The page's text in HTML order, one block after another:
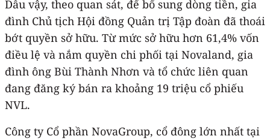
Dẫu vậy, theo quan sát, để bổ sung dòng tiền, gia
đình Chủ tịch Hội đồng Quản trị Tập đoàn đã thoái
bớt quyền sở hữu. Từ mức sở hữu hơn 61,4% vốn
điều lệ và nắm quyền chi phối tại Novaland, gia
đình ông Bùi Thành Nhơn và tổ chức liên quan
đang đăng ký bán ra khoảng 19 triệu cổ phiếu
NVL.
Công ty Cổ phần NovaGroup, cổ đông lớn nhất tại